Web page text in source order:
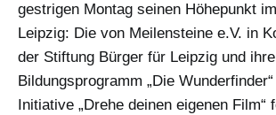
gestrigen Montag seinen Höhepunkt
Leipzig: Die von Meilensteine e.V. in
der Stiftung Bürger für Leipzig und
Bildungsprogramm „Die
Initiative „Drehe deinen eigenen Film“